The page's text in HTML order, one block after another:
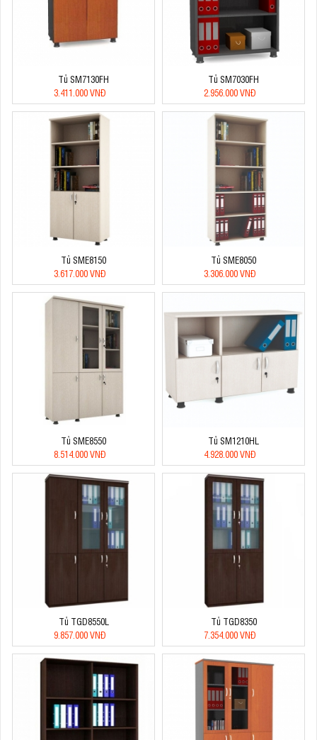
Tủ SM7130FH
3.411.000 VNĐ
Tủ SM7030FH
2.956.000 VNĐ
Tủ SME8150
3.617.000 VNĐ
Tủ SME8050
3.306.000 VNĐ
Tủ SME8550
8.514.000 VNĐ
Tủ SM1210HL
4.928.000 VNĐ
Tủ TGD8550L
9.857.000 VNĐ
Tủ TGD8350
7.354.000 VNĐ